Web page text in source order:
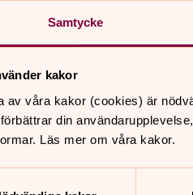
Samtycke
kakor
av våra kakor (cookies) är
din
Läs mer om våra kakor.